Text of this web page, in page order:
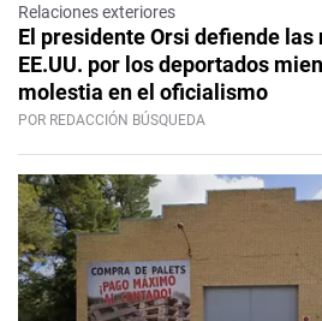
Relaciones exteriores
El presidente Orsi defiende
EE.UU. por los deportados
molestia en el oficialismo
POR REDACCIÓN BÚSQUEDA